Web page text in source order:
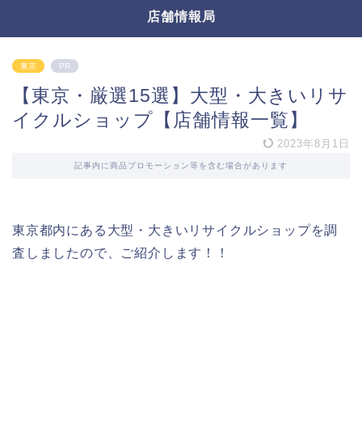
店舗情報局
東京 PR
【東京・厳選15選】大型・大きいリサ
イクルショップ【店舗情報一覧】
2023年8月1日
記事内に商品プロモーション等を含む場合があります
東京都内にある大型・大きいリサイクルショップを調
査しましたので、ご紹介します！！